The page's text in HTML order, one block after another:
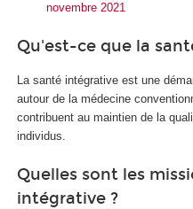
novembre 2021
Qu'est-ce que la
La santé intégrative est une
autour de la médecine
contribuent au maintien de la
individus.
Quelles sont les
intégrative ?